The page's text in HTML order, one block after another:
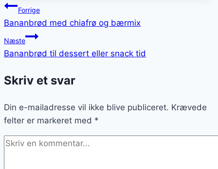
Indlægsnavigation
Forrige
Bananbrød med chiafrø og bærmix
Næste
Bananbrød til dessert eller snack tid
Skriv et svar
Din e-mailadresse vil ikke blive publiceret. Krævede
felter er markeret med *